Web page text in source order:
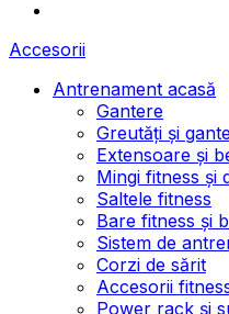
Accesorii
Antrenament acasă
Gantere
Greutăți și
Extensoare și
Mingi fitness și
Saltele fitness
Bare fitness și
Sistem de
Corzi de sărit
Accesorii
Power rack și